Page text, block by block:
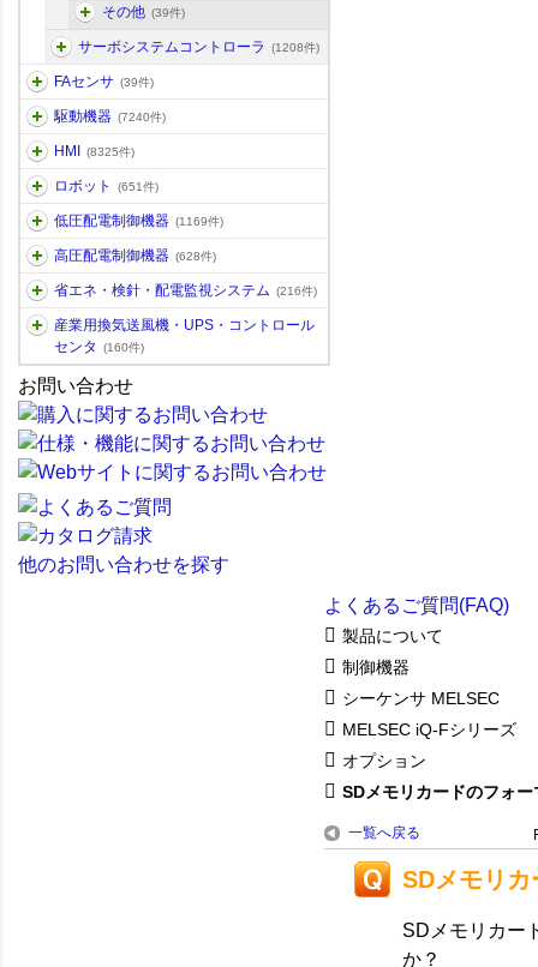
その他 (39件)
サーボシステムコントローラ (1208件)
FAセンサ (39件)
駆動機器 (7240件)
HMI (8325件)
ロボット (651件)
低圧配電制御機器 (1169件)
高圧配電制御機器 (628件)
省エネ・検針・配電監視システム (216件)
産業用換気送風機・UPS・コントロール
センタ
(160件)
お問い合わせ
他のお問い合わせを探す
よくあるご質問(FAQ)
製品について
制御機器
シーケンサ MELSEC
MELSEC iQ-Fシリーズ
オプション
SDメモリカードのフォ
一覧へ戻る
SDメモリ
SDメモリカー
か？